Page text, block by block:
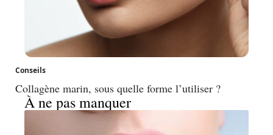
Conseils
Collagène marin, sous quelle forme l’utiliser ?
À ne pas manquer